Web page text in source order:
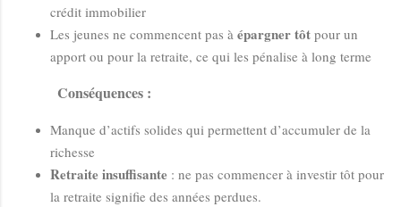
crédit immobilier
Les jeunes ne commencent pas à épargner tôt pour un
apport ou pour la retraite, ce qui les pénalise à long terme
Conséquences :
Manque d’actifs solides qui permettent d’accumuler de la
richesse
Retraite insuffisante : ne pas commencer à investir tôt pour
la retraite signifie des années perdues.